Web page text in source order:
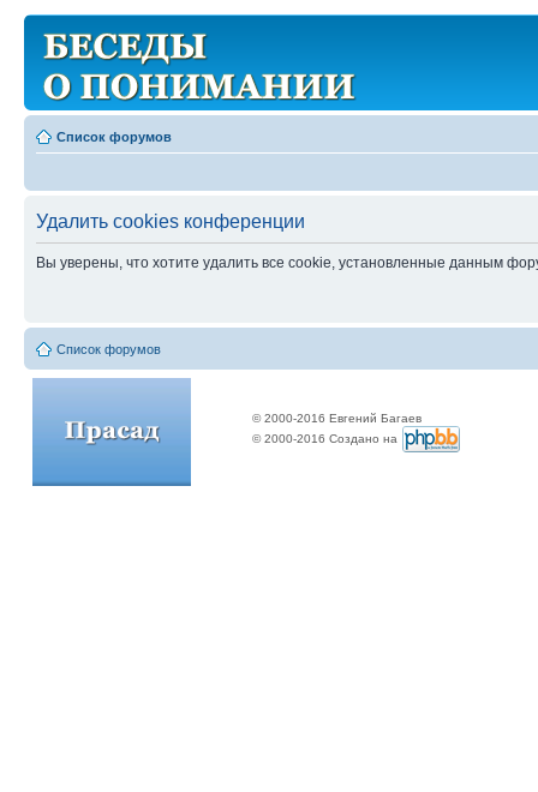
Список форумов
Удалить cookies конференции
Вы уверены, что хотите удалить все cookie, установленные данным
Список форумов
© 2000-2016 Евгений Багаев
© 2000-2016 Создано на